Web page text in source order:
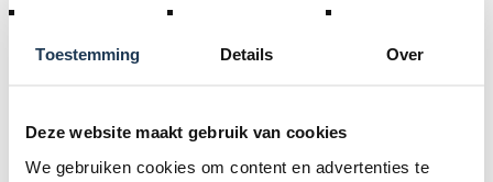
Toestemming Details Over
Deze website maakt gebruik van cookies
We gebruiken cookies om content en advertenties te
Incl. BTW